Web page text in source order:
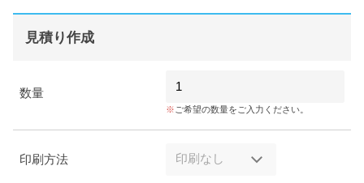
見積り作成
数量
ご希望の数量をご入力ください。
印刷方法